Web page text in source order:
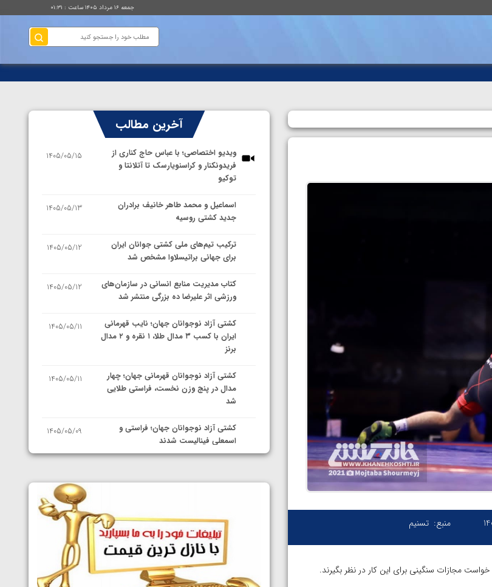
جمعه ۱۶ مرداد ۱۴۰۵ ساعت : ۰۱:۳۱
منبع: تسنیم
مجازات سنگینی برای این کار در نظر بگیرند.
آخرین مطالب
ویدیو اختصاصی؛ با عباس حاج کناری از
فریدونکنار و کراسنویارسک تا آتلانتا و
توکیو
1405/05/15
اسماعیل و محمد طاهر خانیف برادران
جدید کشتی روسیه
1405/05/13
ترکیب تیم‌های ملی کشتی جوانان ایران
برای جهانی براتیسلاوا مشخص شد
1405/05/12
کتاب مدیریت منابع انسانی در سازمان‌های
ورزشی اثر علیرضا ده بزرگی منتشر شد
1405/05/12
کشتی آزاد نوجوانان جهان؛ نایب قهرمانی
ایران با کسب ۳ مدال طلا، ۱ نقره و ۲ مدال
برنز
1405/05/11
کشتی آزاد نوجوانان قهرمانی جهان؛ چهار
مدال در پنج وزن نخست، فراستی طلایی
شد
1405/05/11
کشتی آزاد نوجوانان جهان؛ فراستی و
اسمعلی فینالیست شدند
1405/05/09
نمایندگان ایران مشخص شدند
سوم برای ایران
1405/05/07
ایران چشم به راه چهار مدال در پنج وزن
دوم کشتی فرنگی نوجوانان جهان
1405/05/06